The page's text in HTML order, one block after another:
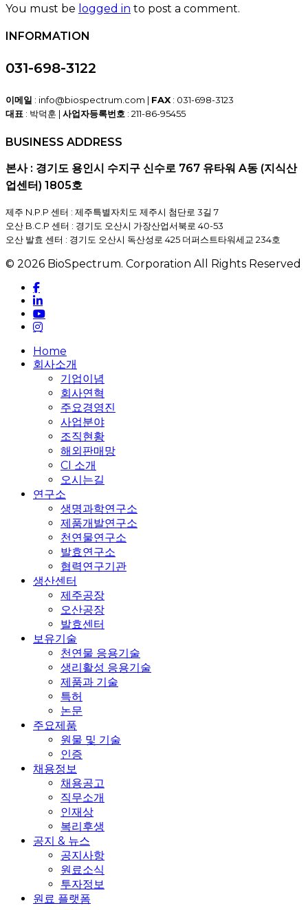
You must be logged in to post a comment.
INFORMATION
031-698-3122
이메일 : info@biospectrum.com | FAX: 031-698-3123
대표 : 박덕훈 | 사업자등록번호 : 211-86-95455
BUSINESS ADDRESS
본사 : 경기도 용인시 수지구 신수로 767 유타워 A동 (지식산
업센터) 1805호
제주 N.P.P 센터 : 제주특별자치도 제주시 첨단로 3길 7
오산 B.C.P 센터 : 경기도 오산시 가장산업서북로 40-53
오산 발효 센터 : 경기도 오산시 독산성로 425 더퍼스트타워세교 234호
© 2026 BioSpectrum. Corporation All Rights Reserved
facebook
linkedin
youtube
instagram
Close
Menu
Home
회사소개
기업이념
회사연혁
주요경영진
사업분야
조직현황
해외판매망
CI 소개
오시는길
연구소
생명과학연구소
제품개발연구소
천연물연구소
발효연구소
협력연구기관
생산센터
제주공장
오산공장
발효센터
보유기술
천연물 응용기술
생리활성 응용기술
제품과 기술
특허
논문
주요제품
원물 및 기술
인증
채용정보
채용공고
직무소개
인재상
복리후생
공지 & 뉴스
공지사항
원료소식
투자정보
원료 플랫폼